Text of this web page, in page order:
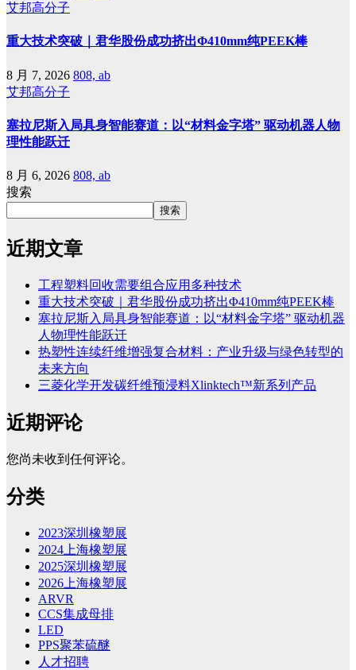
艾邦高分子
重大技术突破｜君华股份成功挤出Φ410mm纯PEEK棒
8 月 7, 2026 808, ab
艾邦高分子
塞拉尼斯入局具身智能赛道：以“材料金字塔” 驱动机器人物
理性能跃迁
8 月 6, 2026 808, ab
搜索
搜索
近期文章
工程塑料回收需要组合应用多种技术
重大技术突破｜君华股份成功挤出Φ410mm纯PEEK棒
塞拉尼斯入局具身智能赛道：以“材料金字塔” 驱动机器
人物理性能跃迁
热塑性连续纤维增强复合材料：产业升级与绿色转型的
未来方向
三菱化学开发碳纤维预浸料Xlinktech™新系列产品
近期评论
您尚未收到任何评论。
分类
2023深圳橡塑展
2024上海橡塑展
2025深圳橡塑展
2026上海橡塑展
ARVR
CCS集成母排
LED
PPS聚苯硫醚
人才招聘